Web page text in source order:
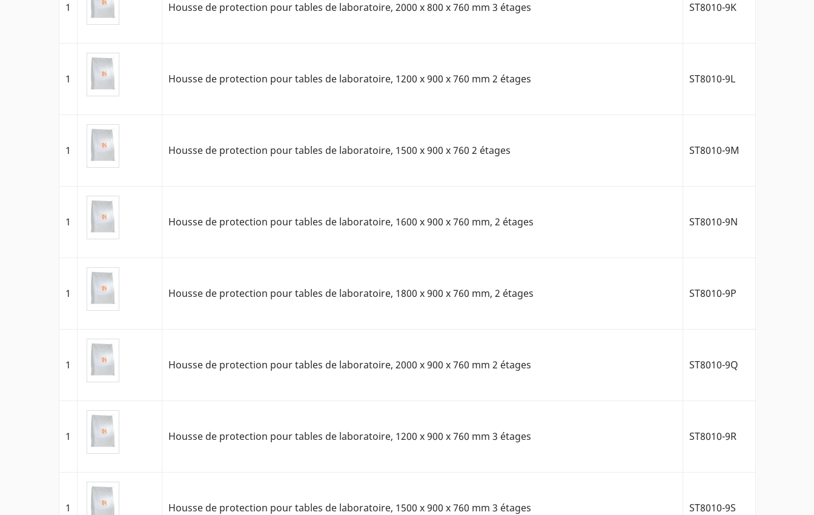
1 Housse de protection pour tables de laboratoire, 2000 x 800 x 760 mm 3 étages ST8010-9K
1 Housse de protection pour tables de laboratoire, 1200 x 900 x 760 mm 2 étages ST8010-9L
1 Housse de protection pour tables de laboratoire, 1500 x 900 x 760 2 étages ST8010-9M
1 Housse de protection pour tables de laboratoire, 1600 x 900 x 760 mm, 2 étages ST8010-9N
1 Housse de protection pour tables de laboratoire, 1800 x 900 x 760 mm, 2 étages ST8010-9P
1 Housse de protection pour tables de laboratoire, 2000 x 900 x 760 mm 2 étages ST8010-9Q
1 Housse de protection pour tables de laboratoire, 1200 x 900 x 760 mm 3 étages ST8010-9R
1 Housse de protection pour tables de laboratoire, 1500 x 900 x 760 mm 3 étages ST8010-9S